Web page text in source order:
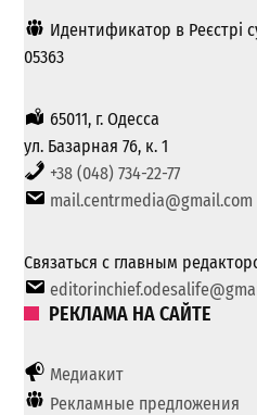
Идентификатор в Реєстрі
05363
65011, г. Одесса
ул. Базарная 76, к. 1
+38 (048) 734-22-77
mail.centrmedia@gmail.com
Связаться с главным
РЕКЛАМА НА САЙТЕ
Медиакит
Рекламные предложения